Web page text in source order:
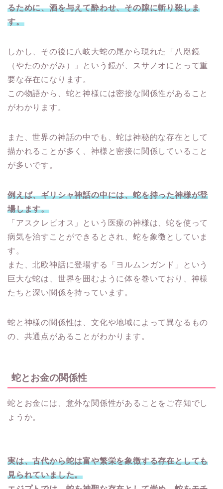
るために、酒を与えて酔わせ、その隙に斬り殺しま
す。
しかし、その後に八岐大蛇の尾から現れた「八咫鏡
（やたのかがみ）」という鏡が、スサノオにとって重
要な存在になります。
この物語から、蛇と神様には密接な関係性があること
がわかります。
また、世界の神話の中でも、蛇は神秘的な存在として
描かれることが多く、神様と密接に関係していること
が多いです。
例えば、ギリシャ神話の中には、蛇を持った神様が登
場します。
「アスクレピオス」という医療の神様は、蛇を使って
病気を治すことができるとされ、蛇を象徴としていま
す。
また、北欧神話に登場する「ヨルムンガンド」という
巨大な蛇は、世界を囲むように体を巻いており、神様
たちと深い関係を持っています。
蛇と神様の関係性は、文化や地域によって異なるもの
の、共通点があることがわかります。
蛇とお金の関係性
蛇とお金には、意外な関係性があることをご存知でし
ょうか。
実は、古代から蛇は富や繁栄を象徴する存在としても
見られていました。